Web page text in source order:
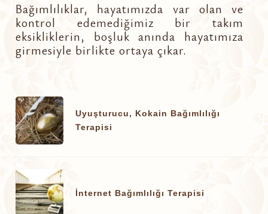
Bağımlılıklar, hayatımızda var olan ve
kontrol edemediğimiz bir takım
eksikliklerin, boşluk anında hayatımıza
girmesiyle birlikte ortaya çıkar.
Uyuşturucu, Kokain Bağımlılığı
Terapisi
İnternet Bağımlılığı Terapisi